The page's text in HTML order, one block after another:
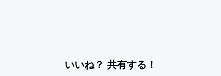
いいね？ 共有する！